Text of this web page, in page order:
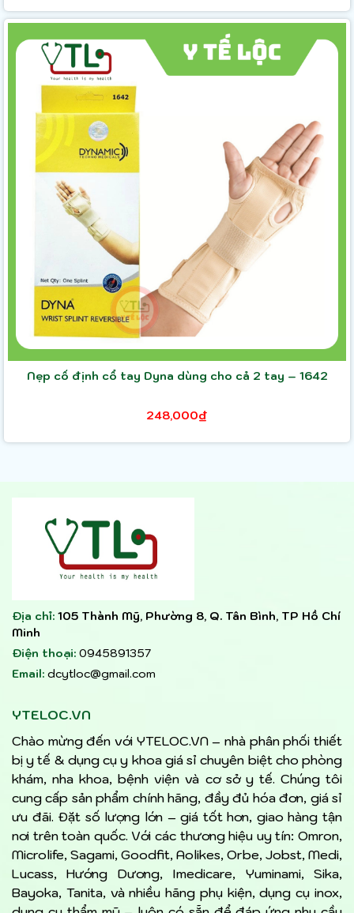
Nẹp cố định cổ tay Dyna dùng cho cả 2 tay – 1642
248,000₫
Địa chỉ: 105 Thành Mỹ, Phường 8, Q. Tân Bình, TP Hồ Chí
Minh
Điện thoại: 0945891357
Email: dcytloc@gmail.com
YTELOC.VN
Chào mừng đến với YTELOC.VN – nhà phân phối thiết
bị y tế & dụng cụ y khoa giá sỉ chuyên biệt cho phòng
khám, nha khoa, bệnh viện và cơ sở y tế. Chúng tôi
cung cấp sản phẩm chính hãng, đầy đủ hóa đơn, giá sỉ
ưu đãi. Đặt số lượng lớn – giá tốt hơn, giao hàng tận
nơi trên toàn quốc. Với các thương hiệu uy tín: Omron,
Microlife, Sagami, Goodfit, Aolikes, Orbe, Jobst, Medi,
Lucass, Hướng Dương, Imedicare, Yuminami, Sika,
Bayoka, Tanita, và nhiều hãng phụ kiện, dụng cụ inox,